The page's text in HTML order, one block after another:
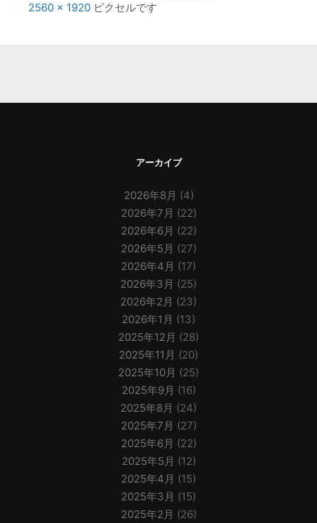
2560 × 1920 ピクセルです
アーカイブ
2026年8月 (4)
2026年7月 (22)
2026年6月 (22)
2026年5月 (27)
2026年4月 (17)
2026年3月 (25)
2026年2月 (23)
2026年1月 (13)
2025年12月 (28)
2025年11月 (20)
2025年10月 (25)
2025年9月 (16)
2025年8月 (24)
2025年7月 (27)
2025年6月 (22)
2025年5月 (12)
2025年4月 (15)
2025年3月 (15)
2025年2月 (26)